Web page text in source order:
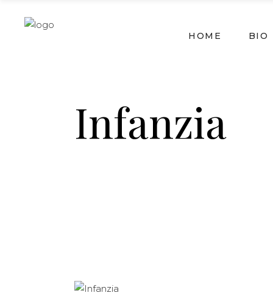
HOME BIO
Infanzia